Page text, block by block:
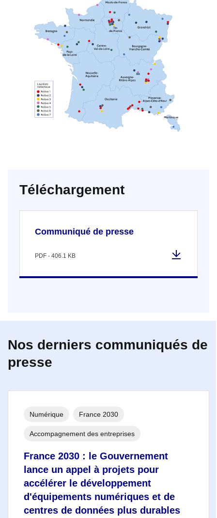
Téléchargement
Communiqué de presse
PDF - 406.1 KB
Nos derniers communiqués de
presse
France 2030 : le Gouvernement
lance un appel à projets pour
accélérer le développement
d'équipements numériques et de
centres de données plus durables
Numérique France 2030
Accompagnement des entreprises